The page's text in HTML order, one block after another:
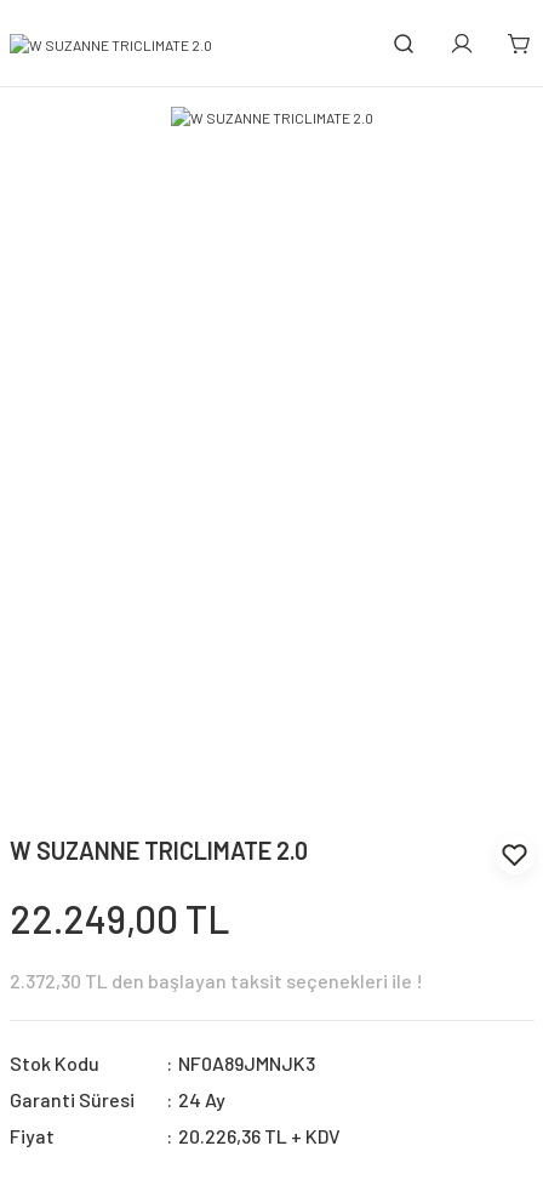
W SUZANNE TRICLIMATE 2.0
22.249,00 TL
2.372,30 TL den başlayan taksit seçenekleri ile !
Stok Kodu
NF0A89JMNJK3
Garanti Süresi
24 Ay
Fiyat
20.226,36 TL + KDV